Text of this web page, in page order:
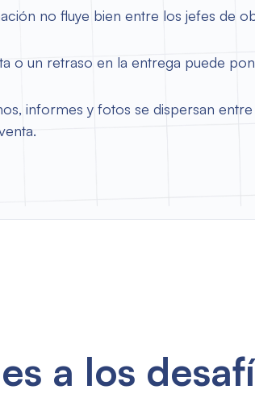
no fluye bien entre los jefes de
o un retraso en la entrega puede
informes y fotos se dispersan
a los